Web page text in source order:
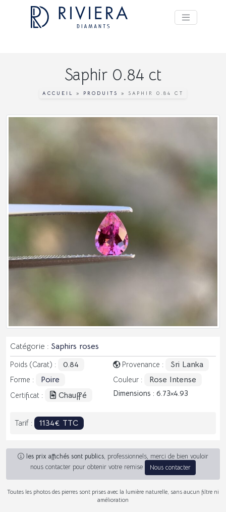
Saphir 0.84 ct
ACCUEIL » PRODUITS » SAPHIR 0.84 CT
Catégorie : Saphirs roses
Poids (Carat) : 0.84 Provenance : Sri Lanka
Forme : Poire Couleur : Rose Intense
Certificat : Chauffé Dimensions : 6.73 4.93
Tarif : 1134€ TTC
les prix affichés sont publics, professionnels, merci de bien vouloir
nous contacter pour obtenir votre remise
Nous contacter
Toutes les photos des pierres sont prises avec la lumière naturelle, sans aucun filtre ni
amélioration